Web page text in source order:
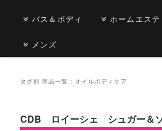
ー
イ
ン
テ
ブ
コ
ン
バス＆ボディ ホームエステ
メンズ
タグ別 商品一覧 : オイルボディケア
CDB ロイーシェ シュガー＆